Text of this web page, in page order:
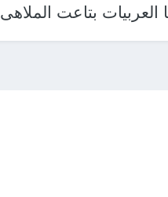
بتاعت الملاهى